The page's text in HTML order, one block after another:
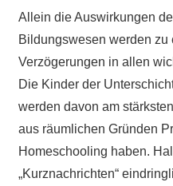
Allein die Auswirkungen
Bildungswesen werden
Verzögerungen in allen
Die Kinder der
werden davon am
aus räumlichen Gründen
Homeschooling haben.
„Kurznachrichten“